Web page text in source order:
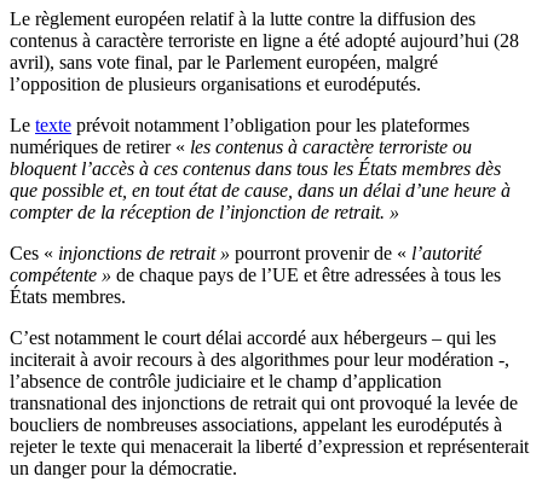
Le règlement européen relatif à la lutte contre la diffusion des
contenus à caractère terroriste en ligne a été adopté aujourd’hui (28
avril), sans vote final, par le Parlement européen, malgré
l’opposition de plusieurs organisations et eurodéputés.
Le texte prévoit notamment l’obligation pour les plateformes
numériques de retirer « les contenus à caractère terroriste ou
bloquent l’accès à ces contenus dans tous les États membres dès
que possible et, en tout état de cause, dans un délai d’une heure à
compter de la réception de l’injonction de retrait. »
Ces « injonctions de retrait » pourront provenir de « l’autorité
compétente » de chaque pays de l’UE et être adressées à tous les
États membres.
C’est notamment le court délai accordé aux hébergeurs – qui les
inciterait à avoir recours à des algorithmes pour leur modération -,
l’absence de contrôle judiciaire et le champ d’application
transnational des injonctions de retrait qui ont provoqué la levée de
boucliers de nombreuses associations, appelant les eurodéputés à
rejeter le texte qui menacerait la liberté d’expression et représenterait
un danger pour la démocratie.